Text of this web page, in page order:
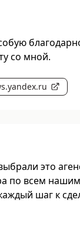
со мной.
это
по всем
шаг к